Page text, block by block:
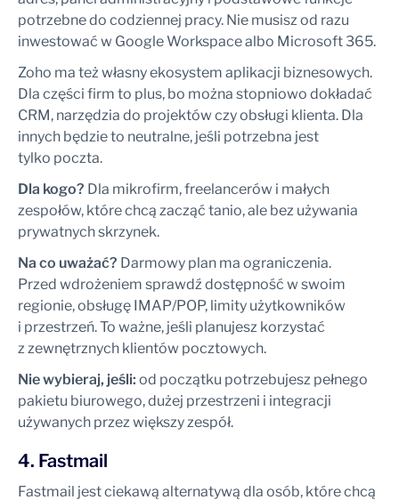
potrzebne do codziennej pracy. Nie musisz od razu
inwestować w Google Workspace albo Microsoft 365.
Zoho ma też własny ekosystem aplikacji biznesowych.
Dla części firm to plus, bo można stopniowo dokładać
CRM, narzędzia do projektów czy obsługi klienta. Dla
innych będzie to neutralne, jeśli potrzebna jest
tylko poczta.
Dla kogo? Dla mikrofirm, freelancerów i małych
zespołów, które chcą zacząć tanio, ale bez używania
prywatnych skrzynek.
Na co uważać? Darmowy plan ma ograniczenia.
Przed wdrożeniem sprawdź dostępność w swoim
regionie, obsługę IMAP/POP, limity użytkowników
i przestrzeń. To ważne, jeśli planujesz korzystać
z zewnętrznych klientów pocztowych.
Nie wybieraj, jeśli: od początku potrzebujesz pełnego
pakietu biurowego, dużej przestrzeni i integracji
używanych przez większy zespół.
4. Fastmail
Fastmail jest ciekawą alternatywą dla osób, które chcą